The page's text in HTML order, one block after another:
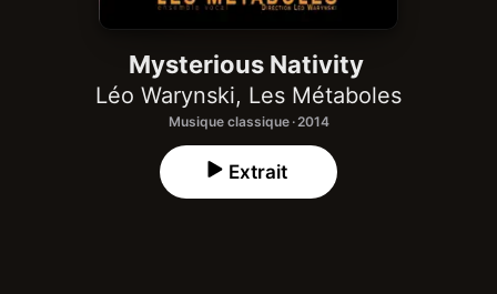
Mysterious Nativity
Léo Warynski, Les Métaboles
Musique classique · 2014
Extrait